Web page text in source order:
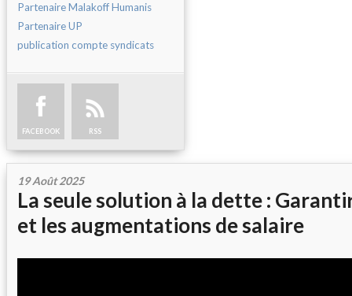
Partenaire Malakoff Humanis
Partenaire UP
publication compte syndicats
FACEBOOK RSS
19 Août 2025
La seule solution à la dette :
et les augmentations de salaire